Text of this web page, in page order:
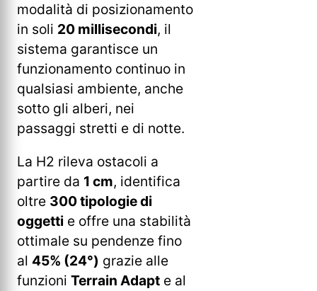
modalità di posizionamento
in soli 20 millisecondi, il
sistema garantisce un
funzionamento continuo in
qualsiasi ambiente, anche
sotto gli alberi, nei
passaggi stretti e di notte.
La H2 rileva ostacoli a
partire da 1 cm, identifica
oltre 300 tipologie di
oggetti e offre una stabilità
ottimale su pendenze fino
al 45% (24°) grazie alle
funzioni Terrain Adapt e al